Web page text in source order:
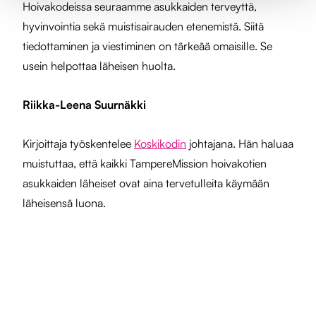
Hoivakodeissa seuraamme asukkaiden terveyttä,
hyvinvointia sekä muistisairauden etenemistä. Siitä
tiedottaminen ja viestiminen on tärkeää omaisille. Se
usein helpottaa läheisen huolta.
Riikka-Leena Suurnäkki
Kirjoittaja työskentelee Koskikodin johtajana. Hän haluaa
muistuttaa, että kaikki TampereMission hoivakotien
asukkaiden läheiset ovat aina tervetulleita käymään
läheisensä luona.